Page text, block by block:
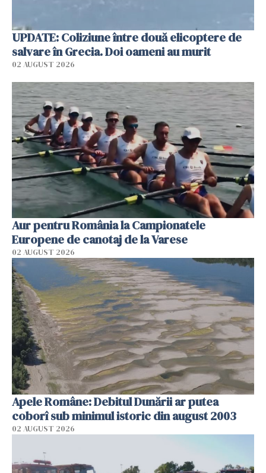
UPDATE: Coliziune între două elicoptere de
salvare în Grecia. Doi oameni au murit
02 AUGUST 2026
Aur pentru România la Campionatele
Europene de canotaj de la Varese
02 AUGUST 2026
Apele Române: Debitul Dunării ar putea
coborî sub minimul istoric din august 2003
02 AUGUST 2026